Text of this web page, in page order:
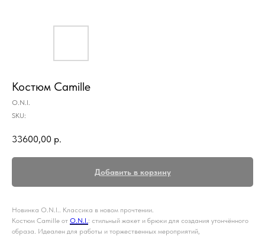
Костюм Camille
O.N.I.
SKU:
33600,00 р.
Добавить в корзину
Новинка O.N.I.. Классика в новом прочтении.
Костюм Camille от O.N.I.: стильный жакет и брюки для создания утончённого
образа. Идеален для работы и торжественных мероприятий,